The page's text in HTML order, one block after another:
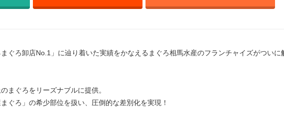
ぐろ卸店No.1」に辿り着いた実績をかなえるまぐろ相馬水産のフランチャイズがついに
まぐろをリーズナブルに提供。
ぐろ」の希少部位を扱い、圧倒的な差別化を実現！